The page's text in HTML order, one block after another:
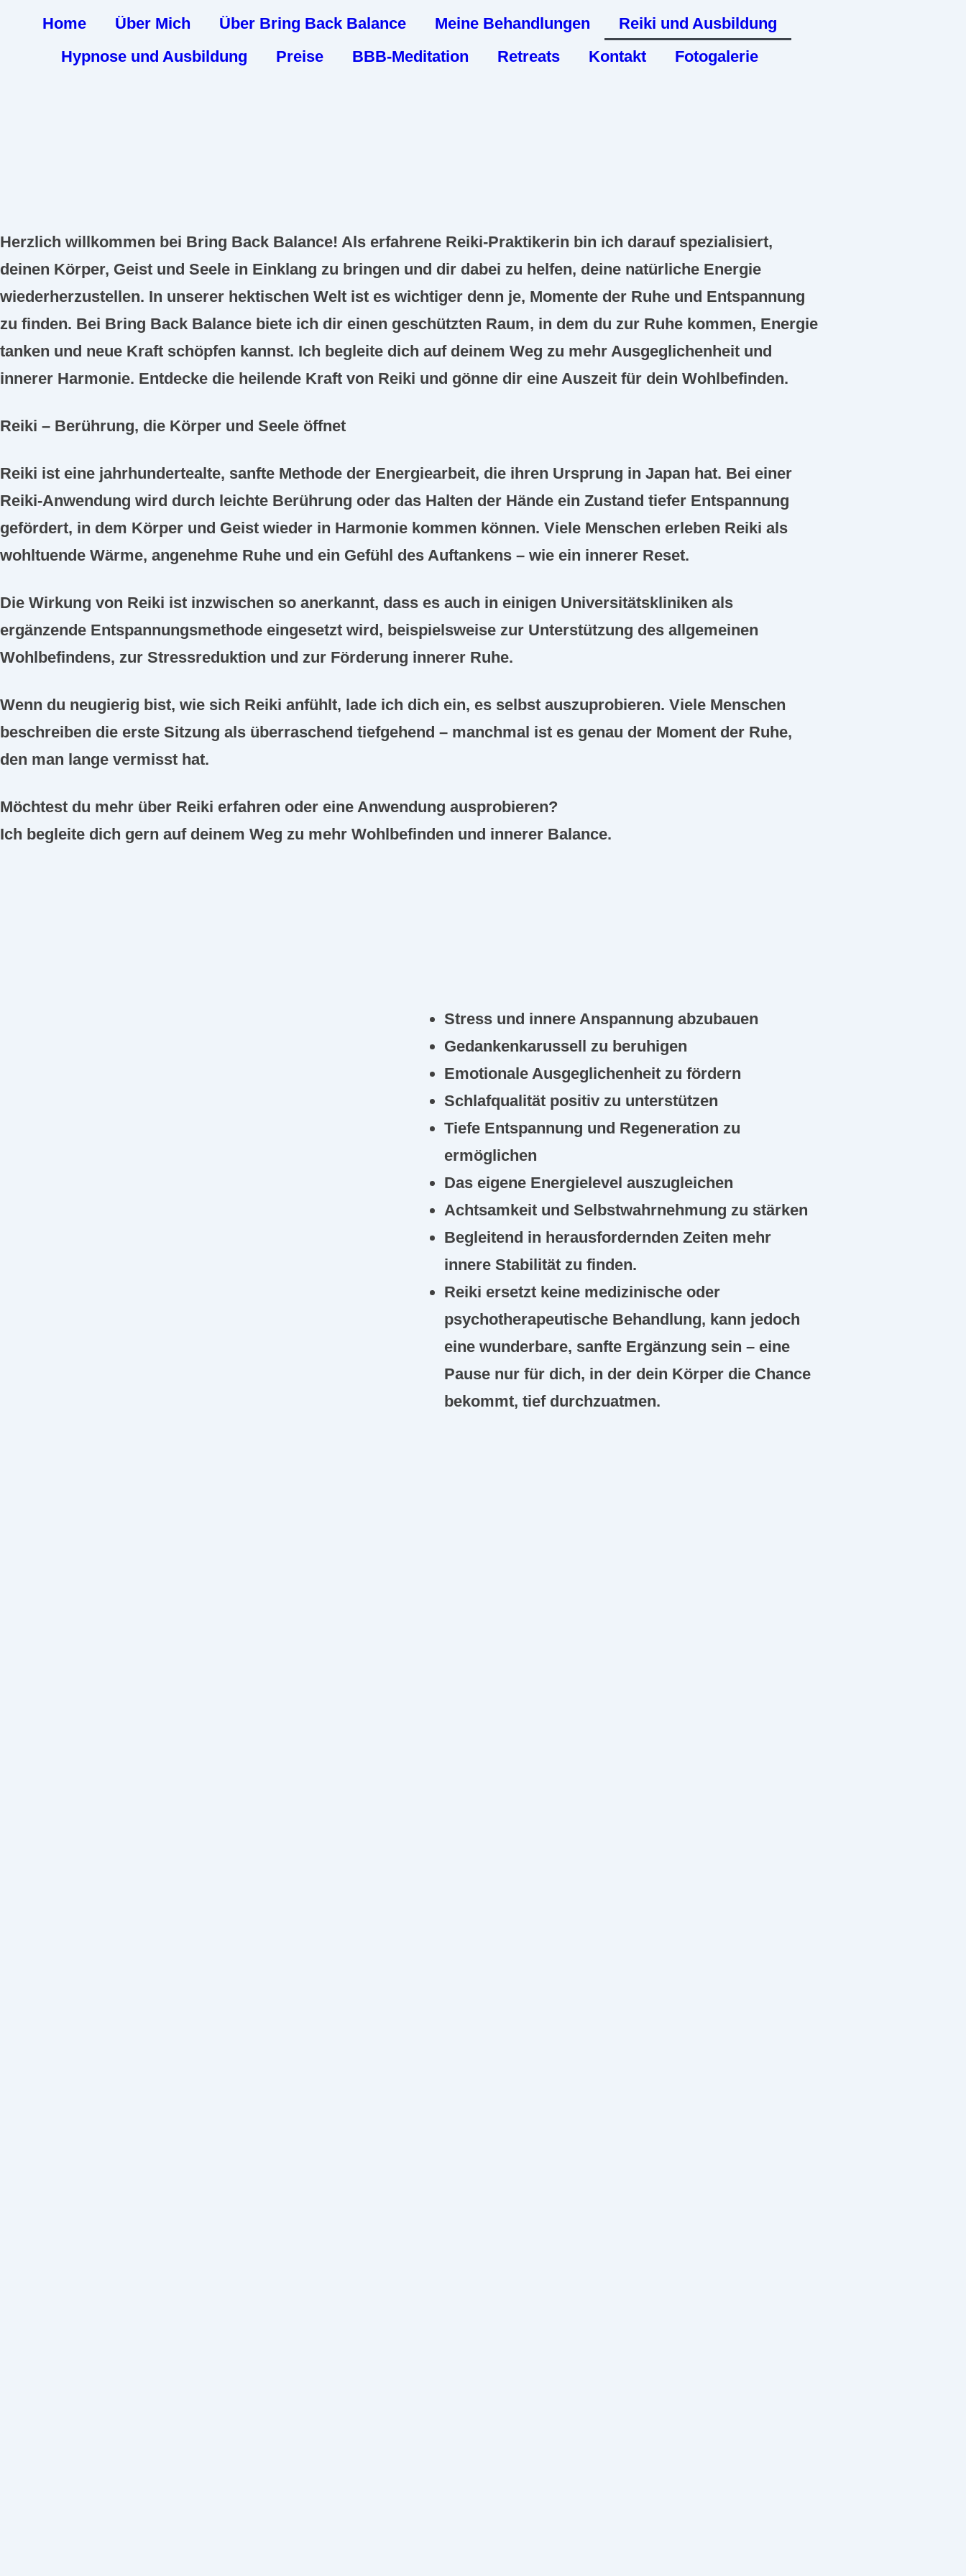
Home Über Mich Über Bring Back Balance Meine Behandlungen
Reiki und Ausbildung
Hypnose und Ausbildung
Preise BBB-Meditation Retreats Kontakt Fotogalerie
Herzlich willkommen bei Bring Back Balance! Als erfahrene Reiki-Praktikerin bin ich darauf spezialisiert,
deinen Körper, Geist und Seele in Einklang zu bringen und dir dabei zu helfen, deine natürliche Energie
wiederherzustellen. In unserer hektischen Welt ist es wichtiger denn je, Momente der Ruhe und Entspannung
zu finden. Bei Bring Back Balance biete ich dir einen geschützten Raum, in dem du zur Ruhe kommen, Energie
tanken und neue Kraft schöpfen kannst. Ich begleite dich auf deinem Weg zu mehr Ausgeglichenheit und
innerer Harmonie. Entdecke die heilende Kraft von Reiki und gönne dir eine Auszeit für dein Wohlbefinden.
Reiki – Berührung, die Körper und Seele öffnet
Reiki ist eine jahrhundertealte, sanfte Methode der Energiearbeit, die ihren Ursprung in Japan hat. Bei einer
Reiki-Anwendung wird durch leichte Berührung oder das Halten der Hände ein Zustand tiefer Entspannung
gefördert, in dem Körper und Geist wieder in Harmonie kommen können. Viele Menschen erleben Reiki als
wohltuende Wärme, angenehme Ruhe und ein Gefühl des Auftankens – wie ein innerer Reset.
Die Wirkung von Reiki ist inzwischen so anerkannt, dass es auch in einigen Universitätskliniken als
ergänzende Entspannungsmethode eingesetzt wird, beispielsweise zur Unterstützung des allgemeinen
Wohlbefindens, zur Stressreduktion und zur Förderung innerer Ruhe.
Wenn du neugierig bist, wie sich Reiki anfühlt, lade ich dich ein, es selbst auszuprobieren. Viele Menschen
beschreiben die erste Sitzung als überraschend tiefgehend – manchmal ist es genau der Moment der Ruhe,
den man lange vermisst hat.
Möchtest du mehr über Reiki erfahren oder eine Anwendung ausprobieren?
Ich begleite dich gern auf deinem Weg zu mehr Wohlbefinden und innerer Balance.
Stress und innere Anspannung abzubauen
Gedankenkarussell zu beruhigen
Emotionale Ausgeglichenheit zu fördern
Schlafqualität positiv zu unterstützen
Tiefe Entspannung und Regeneration zu
ermöglichen
Das eigene Energielevel auszugleichen
Achtsamkeit und Selbstwahrnehmung zu stärken
Begleitend in herausfordernden Zeiten mehr
innere Stabilität zu finden.
Reiki ersetzt keine medizinische oder
psychotherapeutische Behandlung, kann jedoch
eine wunderbare, sanfte Ergänzung sein – eine
Pause nur für dich, in der dein Körper die Chance
bekommt, tief durchzuatmen.